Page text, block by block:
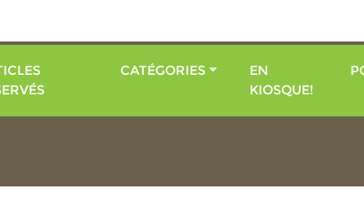
CATÉGORIES
EN
KIOSQUE!